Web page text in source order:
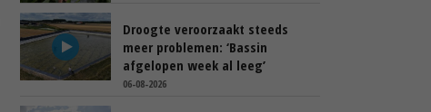
Droogte veroorzaakt steeds
meer problemen: ‘Bassin
afgelopen week al leeg’
06-08-2026